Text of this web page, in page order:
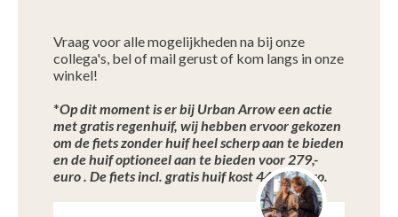
Vraag voor alle mogelijkheden na bij onze
collega's, bel of mail gerust of kom langs in onze
winkel!
*Op dit moment is er bij Urban Arrow een actie
met gratis regenhuif, wij hebben ervoor gekozen
om de fiets zonder huif heel scherp aan te bieden
en de huif optioneel aan te bieden voor 279,-
euro . De fiets incl. gratis huif kost 4478,- euro.